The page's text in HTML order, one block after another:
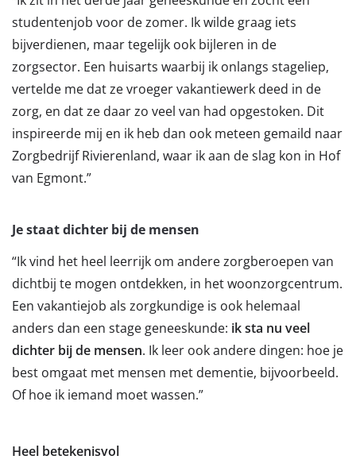
studentenjob voor de zomer. Ik wilde graag iets
bijverdienen, maar tegelijk ook bijleren in de
zorgsector. Een huisarts waarbij ik onlangs stageliep,
vertelde me dat ze vroeger vakantiewerk deed in de
zorg, en dat ze daar zo veel van had opgestoken. Dit
inspireerde mij en ik heb dan ook meteen gemaild naar
Zorgbedrijf Rivierenland, waar ik aan de slag kon in Hof
van Egmont.”
Je staat dichter bij de mensen
“Ik vind het heel leerrijk om andere zorgberoepen van
dichtbij te mogen ontdekken, in het woonzorgcentrum.
Een vakantiejob als zorgkundige is ook helemaal
anders dan een stage geneeskunde: ik sta nu veel
dichter bij de mensen. Ik leer ook andere dingen: hoe je
best omgaat met mensen met dementie, bijvoorbeeld.
Of hoe ik iemand moet wassen.”
Heel betekenisvol